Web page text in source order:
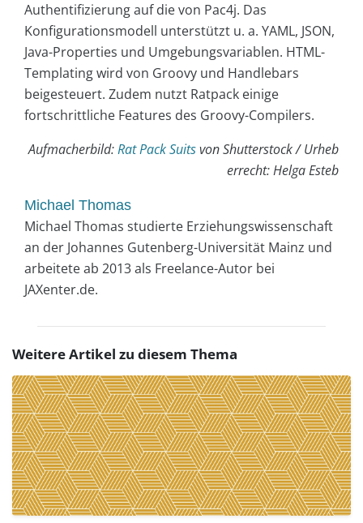
Authentifizierung auf die von Pac4j. Das
Konfigurationsmodell unterstützt u. a. YAML, JSON,
Java-Properties und Umgebungsvariablen. HTML-
Templating wird von Groovy und Handlebars
beigesteuert. Zudem nutzt Ratpack einige
fortschrittliche Features des Groovy-Compilers.
Aufmacherbild:Rat Pack Suitsvon Shutterstock / Urheb
errecht: Helga Esteb
Michael Thomas
Michael Thomas studierte Erziehungswissenschaft
an der Johannes Gutenberg-Universität Mainz und
arbeitete ab 2013 als Freelance-Autor bei
JAXenter.de.
Weitere Artikel zu diesem Thema